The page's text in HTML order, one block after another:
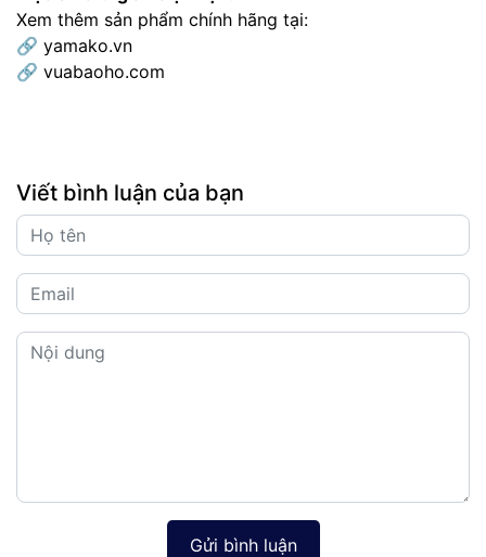
Xem thêm sản phẩm chính hãng tại:
🔗 yamako.vn
🔗 vuabaoho.com
Viết bình luận của bạn
Gửi bình luận